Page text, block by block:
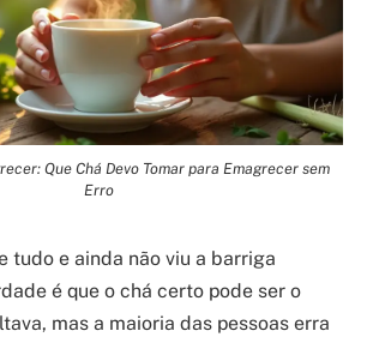
Que Chá Devo Tomar para Emagrecer sem
Erro
tudo e ainda não viu a barriga
é que o chá certo pode ser o
mas a maioria das pessoas erra